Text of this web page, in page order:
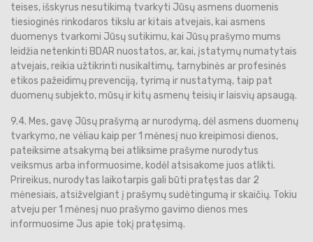
teises, išskyrus nesutikimą tvarkyti Jūsų asmens duomenis
tiesioginės rinkodaros tikslu ar kitais atvejais, kai asmens
duomenys tvarkomi Jūsų sutikimu, kai Jūsų prašymo mums
leidžia netenkinti BDAR nuostatos, ar, kai, įstatymų numatytais
atvejais, reikia užtikrinti nusikaltimų, tarnybinės ar profesinės
etikos pažeidimų prevenciją, tyrimą ir nustatymą, taip pat
duomenų subjekto, mūsų ir kitų asmenų teisių ir laisvių apsaugą.
9.4. Mes, gavę Jūsų prašymą ar nurodymą, dėl asmens duomenų
tvarkymo, ne vėliau kaip per 1 mėnesį nuo kreipimosi dienos,
pateiksime atsakymą bei atliksime prašyme nurodytus
veiksmus arba informuosime, kodėl atsisakome juos atlikti.
Prireikus, nurodytas laikotarpis gali būti pratęstas dar 2
mėnesiais, atsižvelgiant į prašymų sudėtingumą ir skaičių. Tokiu
atveju per 1 mėnesį nuo prašymo gavimo dienos mes
informuosime Jus apie tokį pratęsimą.